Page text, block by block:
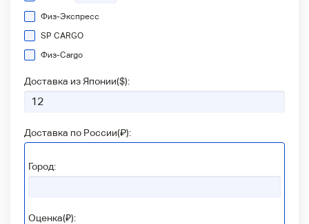
Физ-Экспресс
SP CARGO
Физ-Сargo
Доставка из Японии($):
Доставка по России(₽):
Город:
Оценка(₽):